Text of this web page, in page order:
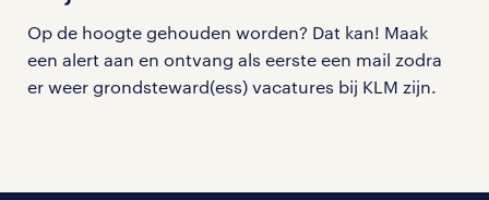
Op de hoogte gehouden worden? Dat kan! Maak
een alert aan en ontvang als eerste een mail zodra
er weer grondsteward(ess) vacatures bij KLM zijn.